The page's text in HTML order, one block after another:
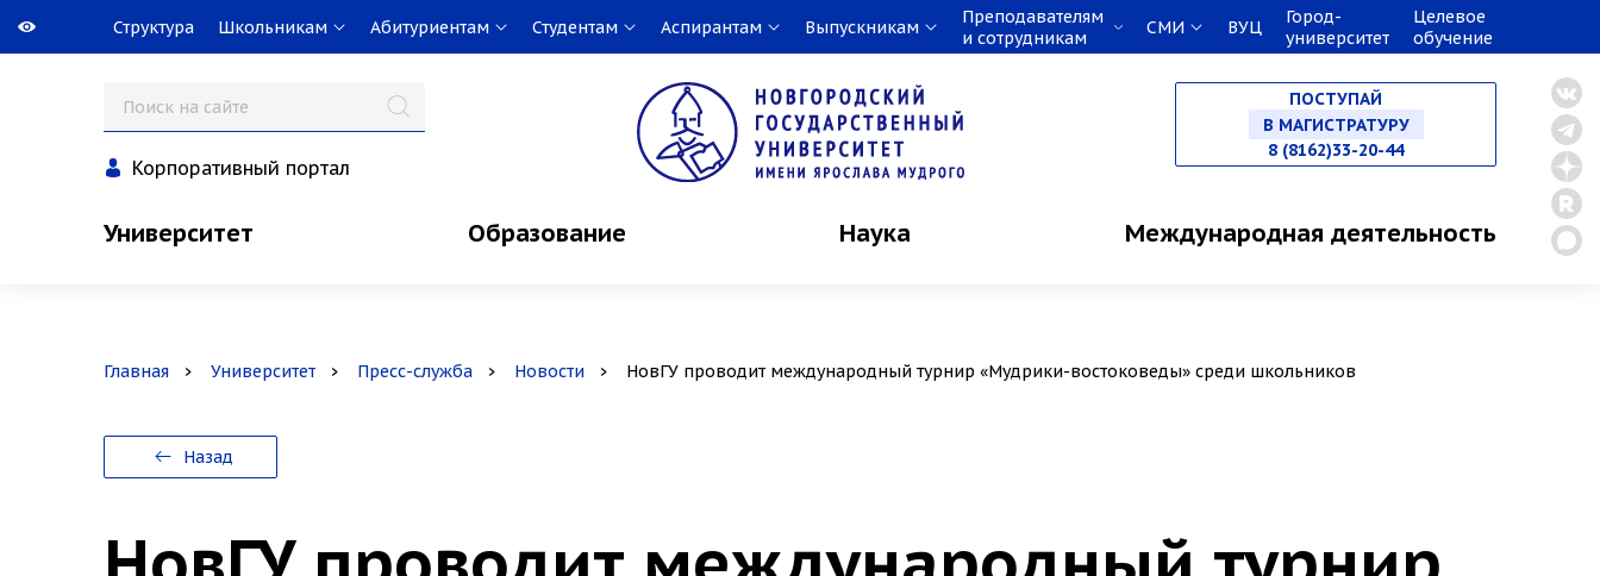
Структура Школьникам Абитуриентам Студентам Аспирантам Выпускникам
Преподавателям
и сотрудникам
СМИ ВУЦ
Город-
университет
Целевое
обучение
Корпоративный портал
ПОСТУПАЙ
НА СПЕЦИАЛИТЕТ
В МАГИСТРАТУРУ
8 (8162)33-20-44
Университет Образование Наука Международная деятельность
Главная Университет Пресс-служба Новости НовГУ проводит международный турнир «Мудрики-востоковеды» среди школьников
Назад